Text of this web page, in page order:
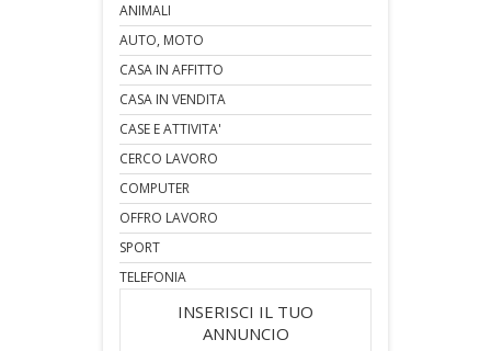
ANIMALI
AUTO, MOTO
CASA IN AFFITTO
CASA IN VENDITA
CASE E ATTIVITA'
CERCO LAVORO
COMPUTER
OFFRO LAVORO
SPORT
TELEFONIA
INSERISCI IL TUO
ANNUNCIO